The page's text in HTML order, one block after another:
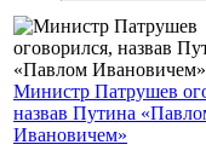
Министр Патрушев
назвав Путина
Ивановичем»